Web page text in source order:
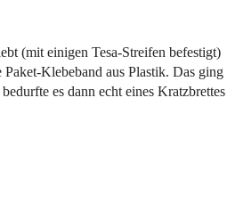
(mit einigen Tesa-Streifen befestigt)
Klebeband aus Plastik. Das ging
es dann echt eines Kratzbrettes